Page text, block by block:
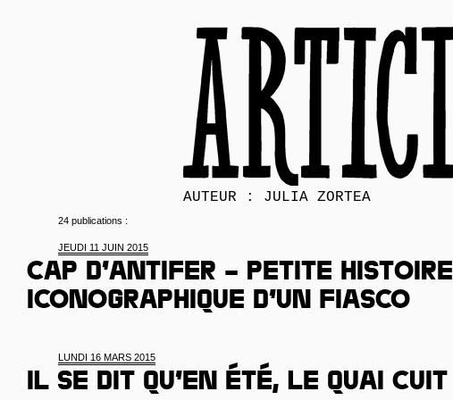
AUTEUR : JULIA ZORTEA
24 publications :
JEUDI 11 JUIN 2015
Cap d’Antifer – Petite histoire
iconographique d’un fiasco
LUNDI 16 MARS 2015
Il se dit qu’en été, le quai cuit